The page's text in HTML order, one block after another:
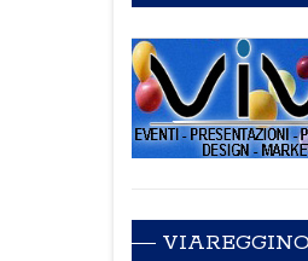
VIAREGGINO